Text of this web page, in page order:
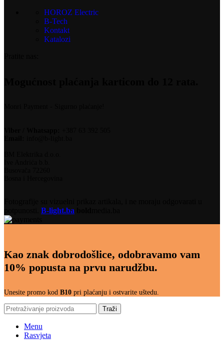
HOROZ Electric
B-Tech
Kontakt
Katalozi
B-light.ba
Kao znak dobrodošlice, odobravamo vam
10% popusta na prvu narudžbu.
Unesite promo kod B10 pri plaćanju i ostvarite uštedu.
Traži
Menu
Rasvjeta